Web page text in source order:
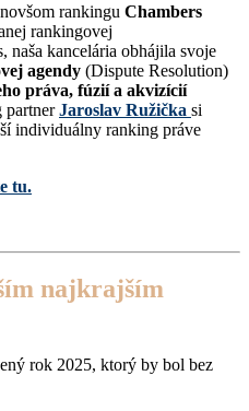
rankingu Chambers
rankingovej
naša kancelária obhájila svoje
agendy (Dispute Resolution)
práva, fúzií a akvizícií
partnerJaroslav Ružička si
individuálny ranking práve
tu.
najkrajším
rok 2025, ktorý by bol bez